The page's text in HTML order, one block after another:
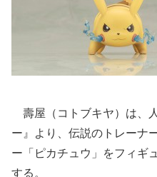
壽屋（コトブキヤ）は、
ー』より、伝説のトレーナ
ー「ピカチュウ」をフィギ
する。